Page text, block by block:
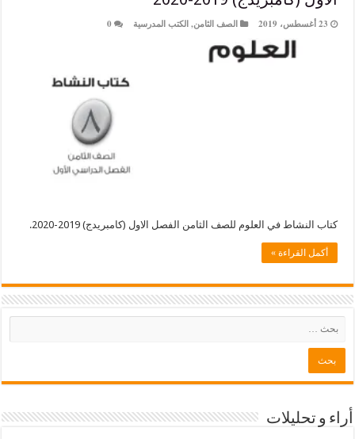
الصف الثامن,الكتب المدرسية 0
في العلوم للصف الثامن الفصل الاول (كامبريدج) 2019-2020.
»